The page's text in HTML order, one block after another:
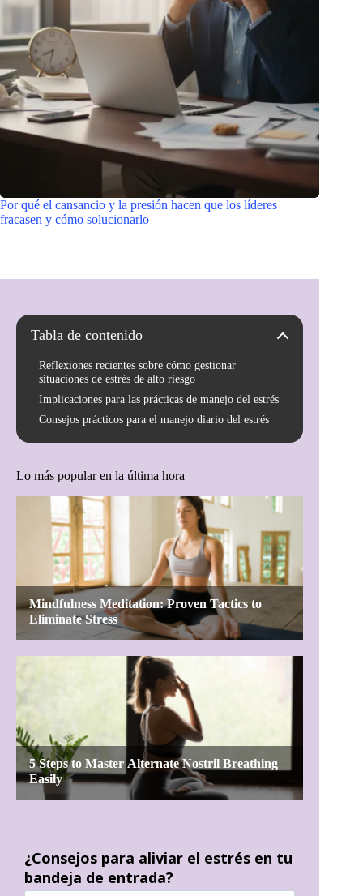
Por qué el cansancio y la presión hacen que los líderes
fracasen y cómo solucionarlo
Tabla de contenido
Reflexiones recientes sobre cómo gestionar
situaciones de estrés de alto riesgo
Implicaciones para las prácticas de manejo del estrés
Consejos prácticos para el manejo diario del estrés
Lo más popular en la última hora
¿Consejos para aliviar el estrés en tu
bandeja de entrada?